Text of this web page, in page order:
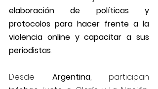
elaboración de políticas y
protocolos para hacer frente a la
violencia online y capacitar a sus
periodistas.
Desde Argentina